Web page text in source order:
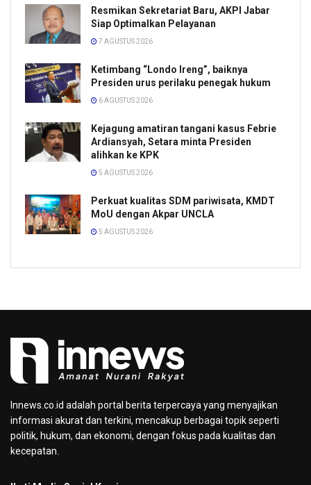
Resmikan Sekretariat Baru, AKPI Jabar
Siap Optimalkan Pelayanan
7 AGUSTUS 2026
Ketimbang “Londo Ireng”, baiknya
Presiden urus perilaku penegak hukum
6 AGUSTUS 2026
Kejagung amatiran tangani kasus Febrie
Ardiansyah, Setara minta Presiden
alihkan ke KPK
5 AGUSTUS 2026
Perkuat kualitas SDM pariwisata, KMDT
MoU dengan Akpar UNCLA
5 AGUSTUS 2026
Innews.co.id adalah portal berita terpercaya yang menyajikan
informasi akurat dan terkini, mencakup berbagai topik seperti
politik, hukum, dan ekonomi, dengan fokus pada kualitas dan
kecepatan.